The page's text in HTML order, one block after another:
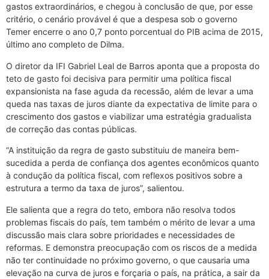
gastos extraordinários, e chegou à conclusão de que, por esse
critério, o cenário provável é que a despesa sob o governo
Temer encerre o ano 0,7 ponto porcentual do PIB acima de 2015,
último ano completo de Dilma.
O diretor da IFI Gabriel Leal de Barros aponta que a proposta do
teto de gasto foi decisiva para permitir uma política fiscal
expansionista na fase aguda da recessão, além de levar a uma
queda nas taxas de juros diante da expectativa de limite para o
crescimento dos gastos e viabilizar uma estratégia gradualista
de correção das contas públicas.
“A instituição da regra de gasto substituiu de maneira bem-
sucedida a perda de confiança dos agentes econômicos quanto
à condução da política fiscal, com reflexos positivos sobre a
estrutura a termo da taxa de juros”, salientou.
Ele salienta que a regra do teto, embora não resolva todos
problemas fiscais do país, tem também o mérito de levar a uma
discussão mais clara sobre prioridades e necessidades de
reformas. E demonstra preocupação com os riscos de a medida
não ter continuidade no próximo governo, o que causaria uma
elevação na curva de juros e forçaria o país, na prática, a sair da